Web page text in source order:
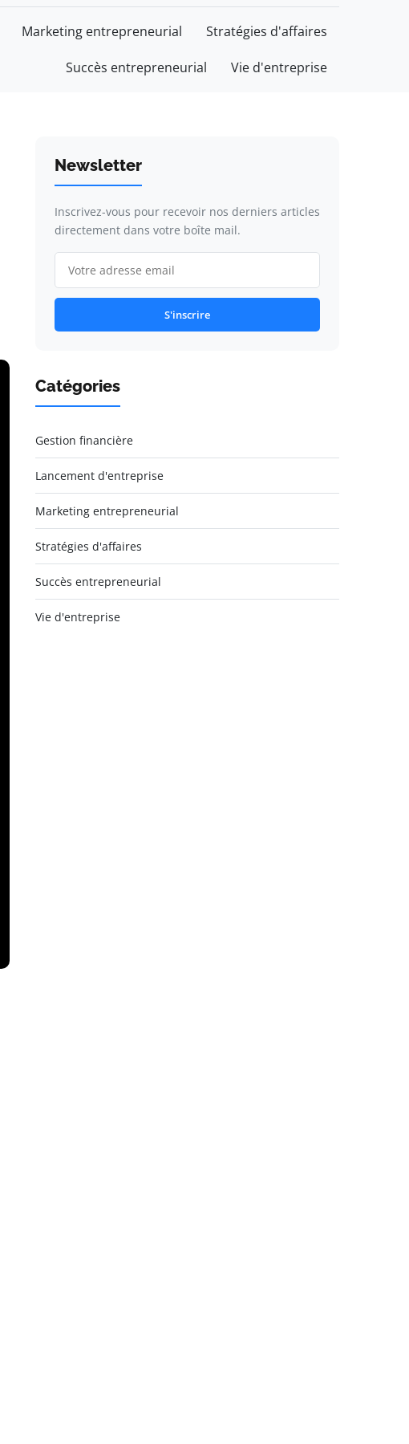
Marketing entrepreneurial Stratégies d'affaires
Succès entrepreneurial Vie d'entreprise
Newsletter
Inscrivez-vous pour recevoir nos derniers articles
directement dans votre boîte mail.
S'inscrire
Catégories
Gestion financière
Lancement d'entreprise
Marketing entrepreneurial
Stratégies d'affaires
Succès entrepreneurial
Vie d'entreprise